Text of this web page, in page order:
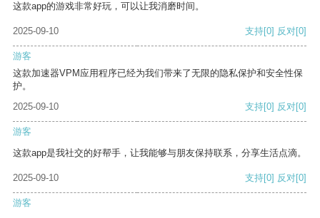
这款app的游戏非常好玩，可以让我消磨时间。
2025-09-10 支持[0] 反对[0]
游客
这款加速器VPM应用程序已经为我们带来了无限的隐私保护和安全性保
护。
2025-09-10
支持[0] 反对[0]
游客
这款app是我社交的好帮手，让我能够与朋友保持联系，分享生活点滴。
2025-09-10 支持[0] 反对[0]
游客